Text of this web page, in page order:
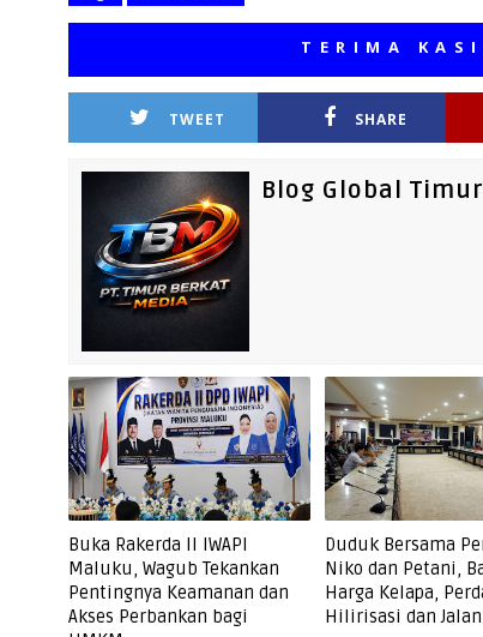
TERIMA KASIH
TWEET SHARE
Blog Global
Buka Rakerda II IWAPI
Maluku, Wagub Tekankan
Pentingnya Keamanan dan
Akses Perbankan bagi
Duduk Bersama
Niko dan Petani,
Harga Kelapa,
Hilirisasi dan Jalan